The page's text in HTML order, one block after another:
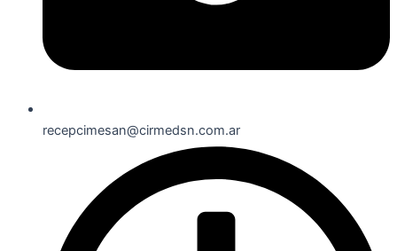
recepcimesan@cirmedsn.com.ar